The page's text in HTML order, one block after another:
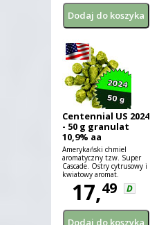
Centennial US 2024
- 50 g granulat
10,9% aa
Amerykański chmiel
aromatyczny tzw. Super
Cascade. Ostry cytrusowy i
kwiatowy aromat.
17,49 D